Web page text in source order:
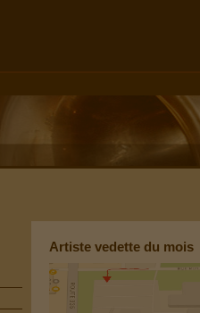
Artiste vedette du mois